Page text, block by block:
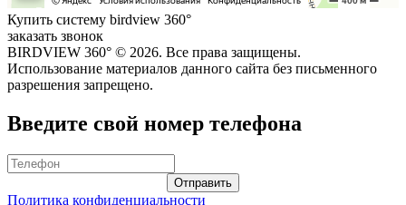
Купить систему birdview 360°
заказать звонок
BIRDVIEW 360° © 2026. Все права защищены.
Использование материалов данного сайта без письменного
разрешения запрещено.
Введите свой номер телефона
Политика конфиденциальности